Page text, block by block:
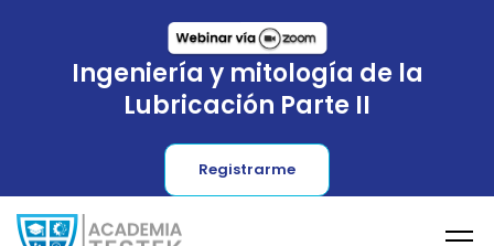
Ingeniería y mitología de la
Lubricación Parte II
Registrarme